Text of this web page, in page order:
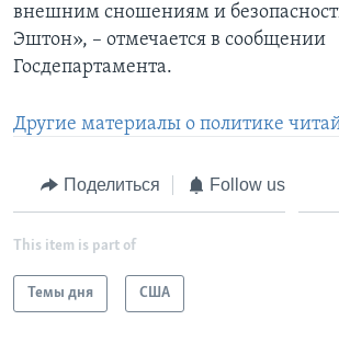
внешним сношениям и
Эштон», – отмечается в сообщении
Госдепартамента.
Другие материалы о политике
Поделиться Follow us
This item is part of
Темы дня США